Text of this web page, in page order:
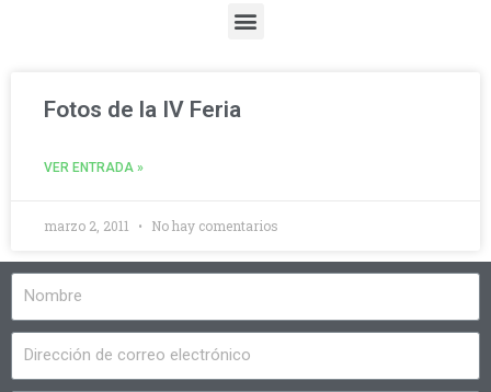
Fotos de la IV Feria
VER ENTRADA »
marzo 2, 2011 No hay comentarios